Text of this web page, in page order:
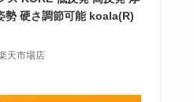
勢 硬さ調節可能 koala(R)
天市場店